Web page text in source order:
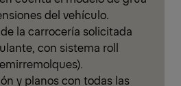
del vehículo.
la carrocería solicitada
con sistema roll
y planos con todas las